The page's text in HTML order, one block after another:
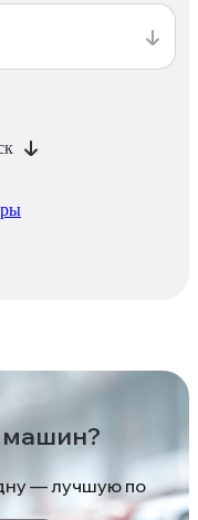
— лучшую по